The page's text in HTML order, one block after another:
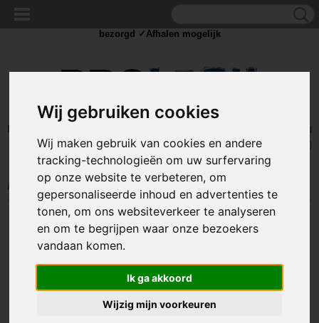
Wij gebruiken cookies
Wij maken gebruik van cookies en andere
tracking-technologieën om uw surfervaring
op onze website te verbeteren, om
gepersonaliseerde inhoud en advertenties te
tonen, om ons websiteverkeer te analyseren
en om te begrijpen waar onze bezoekers
vandaan komen.
Ik ga akkoord
Wijzig mijn voorkeuren
Inloggen
UW WINKELWAGEN
Geen producten
(0)
Home >SOLDEER>Soldeer punten>Soldeerpunt kegel 1C
bezorgd ✓Afhalen mogelijk